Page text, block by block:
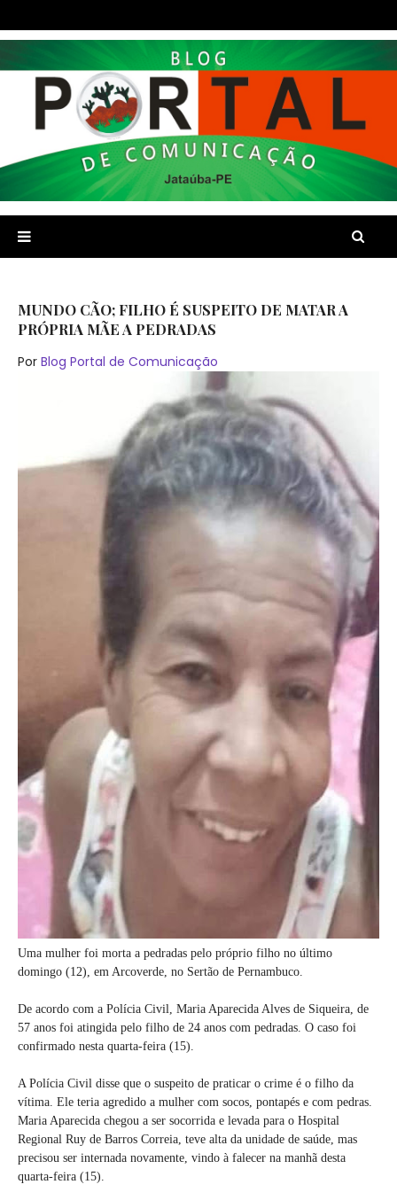
MUNDO CÃO; FILHO É SUSPEITO DE MATAR A
PRÓPRIA MÃE A PEDRADAS
Por Blog Portal de Comunicação
Uma mulher foi morta a pedradas pelo próprio filho no último
domingo (12), em Arcoverde, no Sertão de Pernambuco.
De acordo com a Polícia Civil, Maria Aparecida Alves de Siqueira, de
57 anos foi atingida pelo filho de 24 anos com pedradas. O caso foi
confirmado nesta quarta-feira (15).
A Polícia Civil disse que o suspeito de praticar o crime é o filho da
vítima. Ele teria agredido a mulher com socos, pontapés e com pedras.
Maria Aparecida chegou a ser socorrida e levada para o Hospital
Regional Ruy de Barros Correia, teve alta da unidade de saúde, mas
precisou ser internada novamente, vindo à falecer na manhã desta
quarta-feira (15).